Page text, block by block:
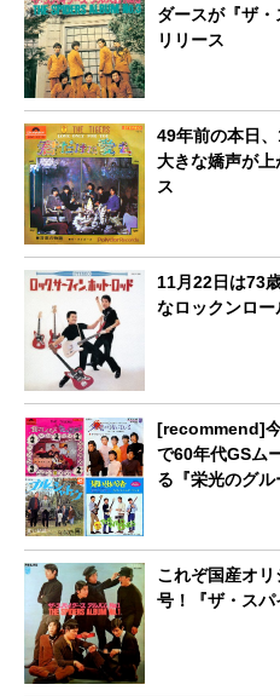
ダースが『ザ
リリース
49年前の本日
大きな嬌声が
ス
11月22日は73
なロックンロ
[recommend]
で60年代GSム
る『栄光のグル
これぞ国産オ
号！『ザ・スパ